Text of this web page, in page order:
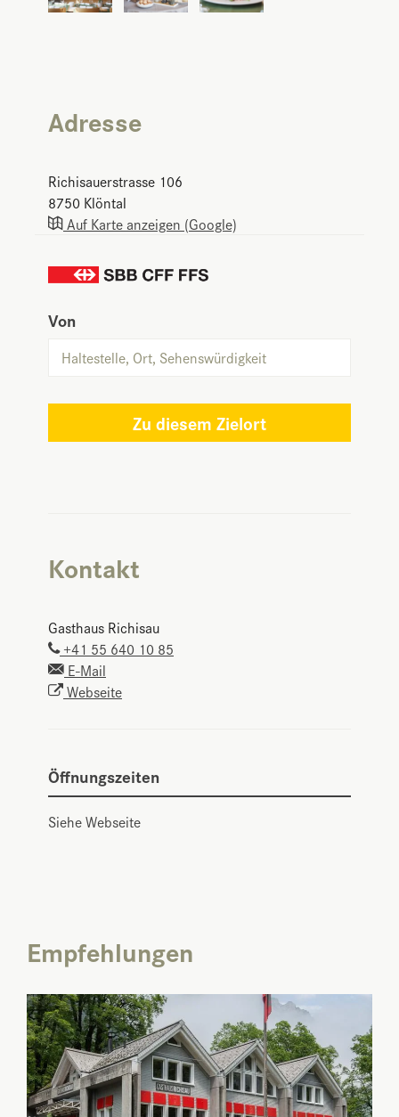
Adresse
Richisauerstrasse 106
8750 Klöntal
Auf Karte anzeigen (Google)
Von
Zu diesem Zielort
Kontakt
Gasthaus Richisau
+41 55 640 10 85
E-Mail
Webseite
Öffnungszeiten
Siehe Webseite
Empfehlungen